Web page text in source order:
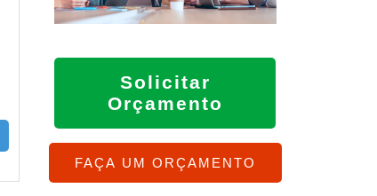
Solicitar
Orçamento
FAÇA UM ORÇAMENTO